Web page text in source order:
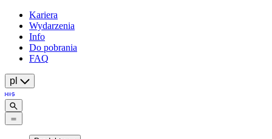
Kariera
Wydarzenia
Info
Do pobrania
FAQ
pl